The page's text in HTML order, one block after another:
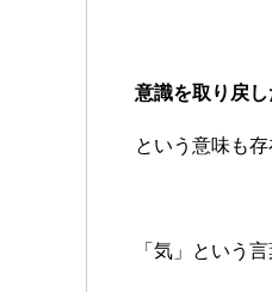
意識を取り戻
という意味も存
「気」という